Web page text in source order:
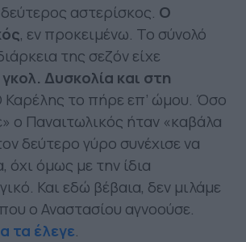
αστερίσκος. Ο
, εν προκειμένω. Το σύνολό
της σεζόν είχε
Δυσκολία και στη
Καρέλης το πήρε επ’ ώμου. Όσο
ο Παναιτωλικός ήταν «καβάλα
δεύτερο γύρο συνέχισε να
όχι όμως με την ίδια
Και εδώ βέβαια, δεν μιλάμε
ο Αναστασίου αγνοούσε.
τα έλεγε.